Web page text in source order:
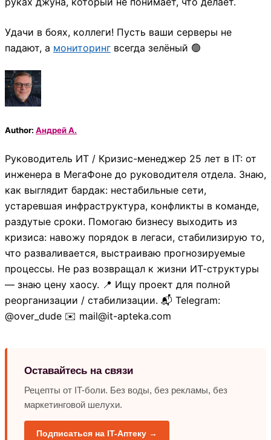
Удачи в боях, коллеги! Пусть ваши серверы не
падают, а мониторинг всегда зелёный 🟢
Author: Андрей А.
Руководитель ИТ / Кризис-менеджер 25 лет в IT: от
инженера в МегаФоне до руководителя отдела. Знаю,
как выглядит бардак: нестабильные сети,
устаревшая инфраструктура, конфликты в команде,
раздутые сроки. Помогаю бизнесу выходить из
кризиса: навожу порядок в легаси, стабилизирую то,
что разваливается, выстраиваю прогнозируемые
процессы. Не раз возвращал к жизни ИТ-структуры
— знаю цену хаосу. 📍 Ищу проект для полной
реорганизации / стабилизации. 📬 Telegram:
@over_dude ✉️ mail@it-apteka.com
Оставайтесь на связи
Рецепты от IT-боли. Без воды, без рекламы, без
маркетинговой шелухи.
Подписаться на IT-Аптеку →